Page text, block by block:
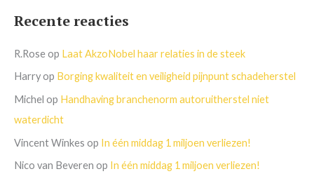
Recente reacties
R.Roseop Laat AkzoNobel haar relaties in de steek
Harryop Borging kwaliteit en veiligheid pijnpunt schadeherstel
Michel op Handhaving branchenorm autoruitherstel niet
waterdicht
Vincent Winkes op In één middag 1 miljoen verliezen!
Nico van Beveren op In één middag 1 miljoen verliezen!